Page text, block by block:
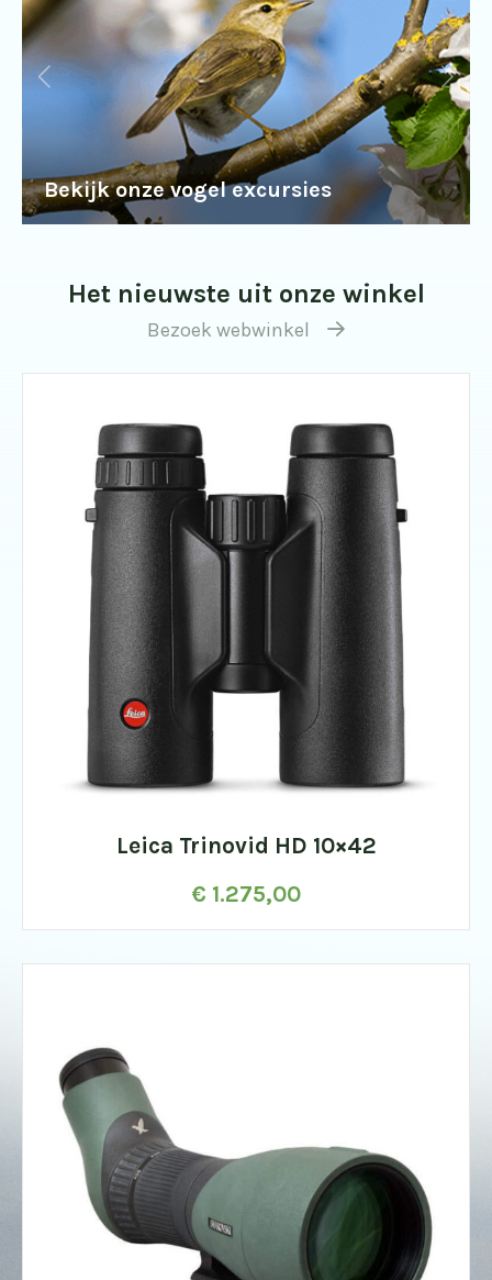
Bekijk onze vogel excursies
Het nieuwste uit onze winkel
Bezoek webwinkel
Leica Trinovid HD 10×42
€ 1.275,00